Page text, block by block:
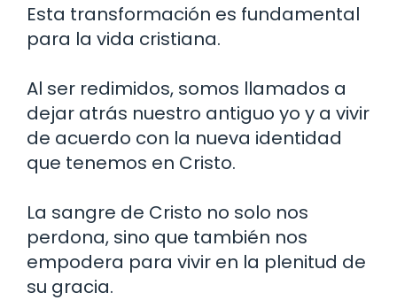
Esta transformación es fundamental
para la vida cristiana.
Al ser redimidos, somos llamados a
dejar atrás nuestro antiguo yo y a vivir
de acuerdo con la nueva identidad
que tenemos en Cristo.
La sangre de Cristo no solo nos
perdona, sino que también nos
empodera para vivir en la plenitud de
su gracia.